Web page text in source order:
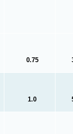
0.75
1.0